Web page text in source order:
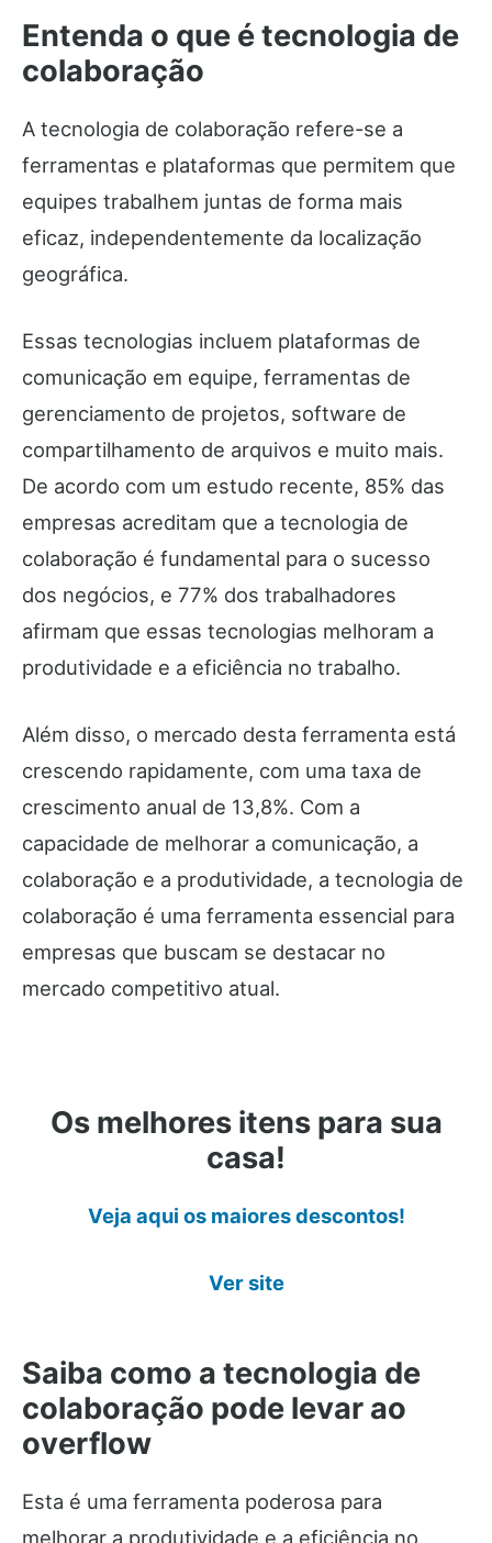
Entenda o que é tecnologia de
colaboração
A tecnologia de colaboração refere-se a
ferramentas e plataformas que permitem que
equipes trabalhem juntas de forma mais
eficaz, independentemente da localização
geográfica.
Essas tecnologias incluem plataformas de
comunicação em equipe, ferramentas de
gerenciamento de projetos, software de
compartilhamento de arquivos e muito mais.
De acordo com um estudo recente, 85% das
empresas acreditam que a tecnologia de
colaboração é fundamental para o sucesso
dos negócios, e 77% dos trabalhadores
afirmam que essas tecnologias melhoram a
produtividade e a eficiência no trabalho.
Além disso, o mercado desta ferramenta está
crescendo rapidamente, com uma taxa de
crescimento anual de 13,8%. Com a
capacidade de melhorar a comunicação, a
colaboração e a produtividade, a tecnologia de
colaboração é uma ferramenta essencial para
empresas que buscam se destacar no
mercado competitivo atual.
Os melhores itens para sua
casa!
Veja aqui os maiores descontos!
Ver site
Saiba como a tecnologia de
colaboração pode levar ao
overflow
Esta é uma ferramenta poderosa para
melhorar a produtividade e a eficiência no